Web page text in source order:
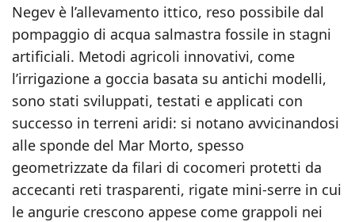
Negev è l’allevamento ittico, reso possibile dal
pompaggio di acqua salmastra fossile in stagni
artificiali. Metodi agricoli innovativi, come
l’irrigazione a goccia basata su antichi modelli,
sono stati sviluppati, testati e applicati con
successo in terreni aridi: si notano avvicinandosi
alle sponde del Mar Morto, spesso
geometrizzate da filari di cocomeri protetti da
accecanti reti trasparenti, rigate mini-serre in cui
le angurie crescono appese come grappoli nei